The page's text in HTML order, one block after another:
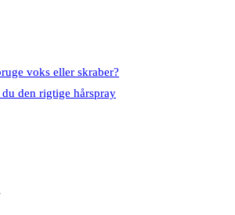
voks eller skraber?
den rigtige hårspray